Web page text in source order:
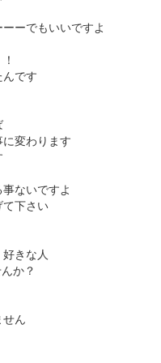
ーでもいいですよ
です
変わります
ないですよ
下さい
きな人
か？
ん